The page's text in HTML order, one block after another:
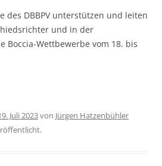
des DBBPV unterstützen und leiten
und in der
Boccia-Wettbewerbe vom 18. bis
Juli 2023von Jürgen Hatzenbühler